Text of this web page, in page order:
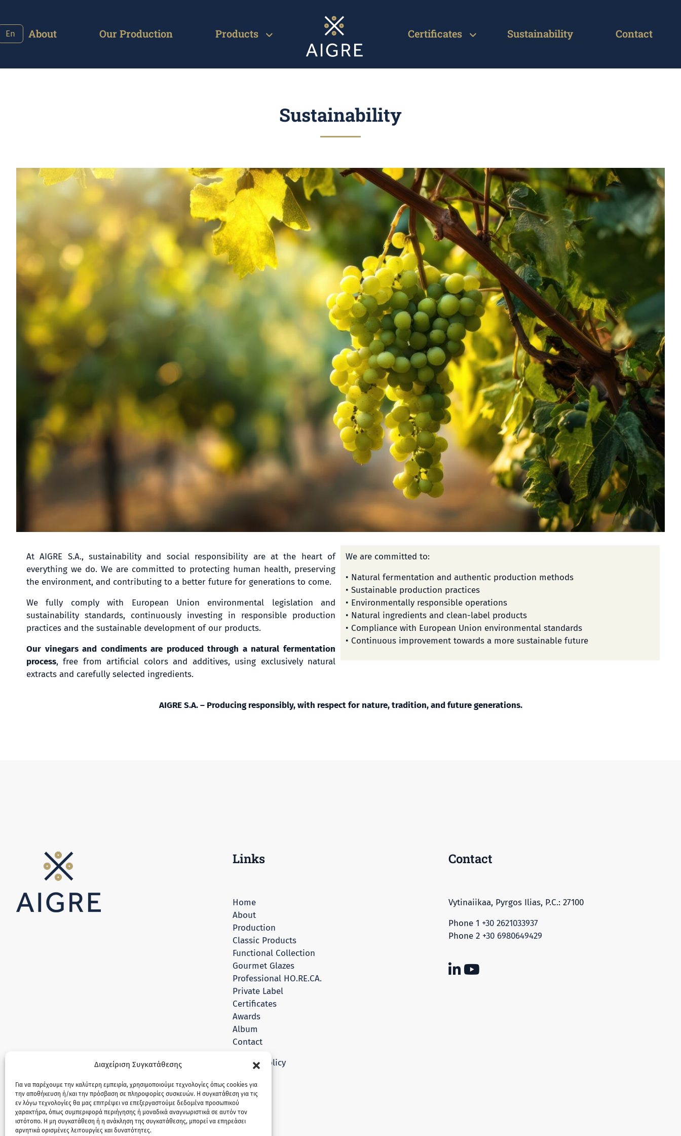
Διαχείριση Συγκατάθεσης
Για να παρέχουμε την καλύτερη εμπειρία, χρησιμοποιούμε τεχνολογίες όπως cookies για
την αποθήκευση ή/και την πρόσβαση σε πληροφορίες συσκευών. Η συγκατάθεση για τις
εν λόγω τεχνολογίες θα μας επιτρέψει να επεξεργαστούμε δεδομένα προσωπικού
χαρακτήρα, όπως συμπεριφορά περιήγησης ή μοναδικά αναγνωριστικά σε αυτόν τον
ιστότοπο. Η μη συγκατάθεση ή η ανάκληση της συγκατάθεσης, μπορεί να επηρεάσει
αρνητικά ορισμένες λειτουργίες και δυνατότητες.
En About Our Production Products Certificates Sustainability Contact
Sustainability
At AIGRE S.A., sustainability and social responsibility are at the heart of
everything we do. We are committed to protecting human health, preserving
the environment, and contributing to a better future for generations to come.
We fully comply with European Union environmental legislation and
sustainability standards, continuously investing in responsible production
practices and the sustainable development of our products.
Our vinegars and condiments are produced through a natural fermentation
process, free from artificial colors and additives, using exclusively natural
extracts and carefully selected ingredients.
We are committed to:
• Natural fermentation and authentic production methods
• Sustainable production practices
• Environmentally responsible operations
• Natural ingredients and clean-label products
• Compliance with European Union environmental standards
• Continuous improvement towards a more sustainable future
AIGRE S.A. – Producing responsibly, with respect for nature, tradition, and future generations.
Links
Home
About
Production
Classic Products
Functional Collection
Gourmet Glazes
Professional HO.RE.CA.
Private Label
Certificates
Awards
Album
Contact
Privacy Policy
Contact
Vytinaiikaa, Pyrgos Ilias, P.C.: 27100
Phone 1 +30 2621033937
Phone 2 +30 6980649429